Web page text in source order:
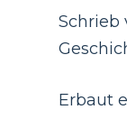
Schrieb
Erbaut